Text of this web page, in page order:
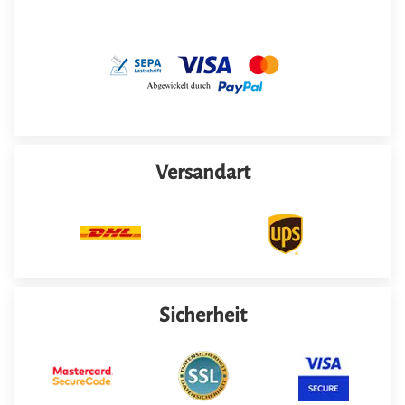
Versandart
Sicherheit